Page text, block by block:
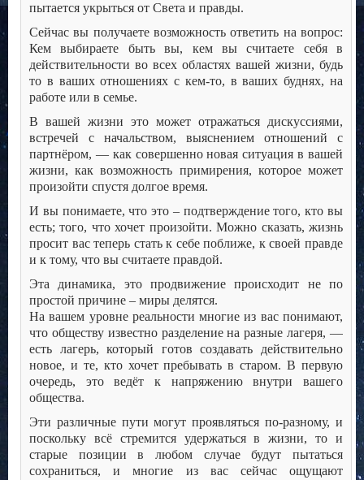
пытается укрыться от Света и правды.
Сейчас вы получаете возможность ответить на вопрос:
Кем выбираете быть вы, кем вы считаете себя в
действительности во всех областях вашей жизни, будь
то в ваших отношениях с кем-то, в ваших буднях, на
работе или в семье.
В вашей жизни это может отражаться дискуссиями,
встречей с начальством, выяснением отношений с
партнёром, — как совершенно новая ситуация в вашей
жизни, как возможность примирения, которое может
произойти спустя долгое время.
И вы понимаете, что это – подтверждение того, кто вы
есть; того, что хочет произойти. Можно сказать, жизнь
просит вас теперь стать к себе поближе, к своей правде
и к тому, что вы считаете правдой.
Эта динамика, это продвижение происходит не по
простой причине – миры делятся.
На вашем уровне реальности многие из вас понимают,
что обществу известно разделение на разные лагеря, —
есть лагерь, который готов создавать действительно
новое, и те, кто хочет пребывать в старом. В первую
очередь, это ведёт к напряжению внутри вашего
общества.
Эти различные пути могут проявляться по-разному, и
поскольку всё стремится удержаться в жизни, то и
старые позиции в любом случае будут пытаться
сохраниться, и многие из вас сейчас ощущают